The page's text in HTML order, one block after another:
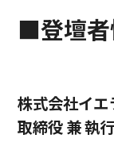
■登壇者
株式会社イエ
取締役 兼 執